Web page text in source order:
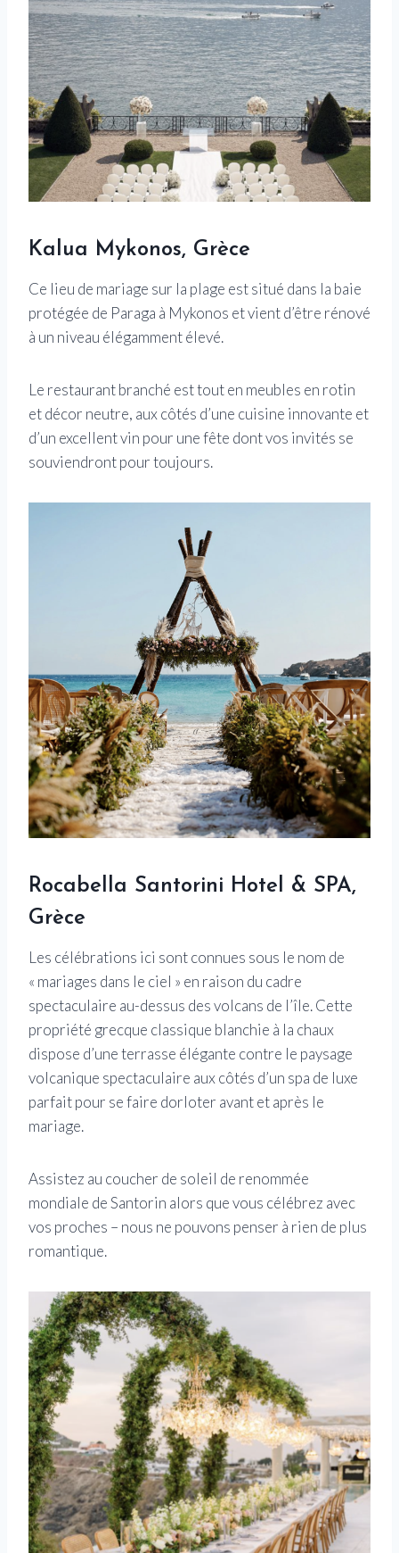
Kalua Mykonos, Grèce
Ce lieu de mariage sur la plage est situé dans la baie
protégée de Paraga à Mykonos et vient d’être rénové
à un niveau élégamment élevé.
Le restaurant branché est tout en meubles en rotin
et décor neutre, aux côtés d’une cuisine innovante et
d’un excellent vin pour une fête dont vos invités se
souviendront pour toujours.
Rocabella Santorini Hotel & SPA,
Grèce
Les célébrations ici sont connues sous le nom de
« mariages dans le ciel » en raison du cadre
spectaculaire au-dessus des volcans de l’île. Cette
propriété grecque classique blanchie à la chaux
dispose d’une terrasse élégante contre le paysage
volcanique spectaculaire aux côtés d’un spa de luxe
parfait pour se faire dorloter avant et après le
mariage.
Assistez au coucher de soleil de renommée
mondiale de Santorin alors que vous célébrez avec
vos proches – nous ne pouvons penser à rien de plus
romantique.